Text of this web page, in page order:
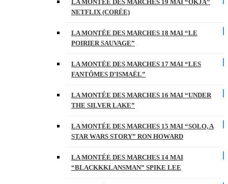
LA MONTÉE DES MARCHES 19 MAI “OKJA”
NETFLIX (CORÉE)
LA MONTÉE DES MARCHES 18 MAI “LE
POIRIER SAUVAGE”
LA MONTÉE DES MARCHES 17 MAI “LES
FANTÔMES D’ISMAËL”
LA MONTÉE DES MARCHES 16 MAI “UNDER
THE SILVER LAKE”
LA MONTÉE DES MARCHES 15 MAI “SOLO, A
STAR WARS STORY” RON HOWARD
LA MONTÉE DES MARCHES 14 MAI
“BLACKKKLANSMAN” SPIKE LEE